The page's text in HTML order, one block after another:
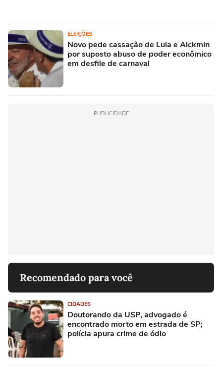
ELEIÇÕES
Novo pede cassação de Lula e Alckmin
por suposto abuso de poder econômico
em desfile de carnaval
PUBLICIDADE
Recomendado para você
CIDADES
Doutorando da USP, advogado é
encontrado morto em estrada de SP;
polícia apura crime de ódio